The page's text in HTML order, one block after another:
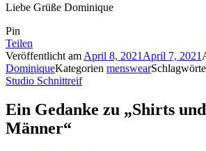
Liebe Grüße Dominique
Pin
Teilen
Veröffentlicht am April 8, 2021 April 7, 2021
DominiqueKategorien menswear
Studio Schnittreif
Ein Gedanke zu „Shirts
Männer“